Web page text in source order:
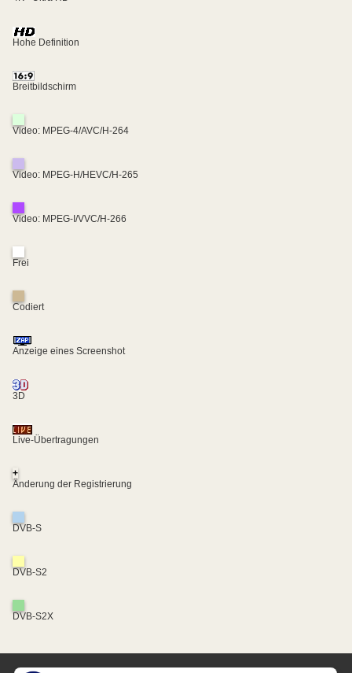
Hohe Definition
Breitbildschirm
Video: MPEG-4/AVC/H-264
Video: MPEG-H/HEVC/H-265
Video: MPEG-I/VVC/H-266
Frei
Codiert
Anzeige eines Screenshot
3D
Live-Übertragungen
+
Änderung der Registrierung
DVB-S
DVB-S2
DVB-S2X